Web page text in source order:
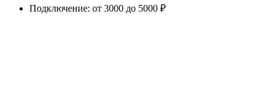
Подключение: от 3000 до 5000 ₽